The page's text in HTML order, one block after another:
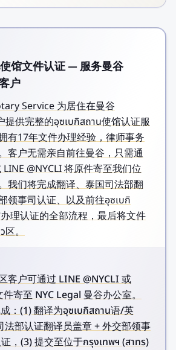
馆文件认证 — 服务曼谷
户
Service 为居住在曼谷
提供完整的อุซเบกิสถาน使馆认证服
有17年文件办理经验，律师事务
客户无需亲自前往曼谷，只需通
@NYCLI 将原件寄至我们位
我们将完成翻译、泰国司法部翻
领事司认证、以及前往อุซเบกิ
理认证的全部流程，最后将文件
区。
客户可通过 LINE @NYCLI 或
件寄至 NYC Legal 曼谷办公室。
：(1) 翻译为อุซเบกิสถาน语/英
法部认证翻译员盖章 + 外交部领事
，(3) 提交至位于กรุงเทพฯ (สาทร)